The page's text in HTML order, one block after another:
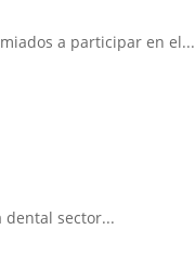
a participar en el...
dental sector...